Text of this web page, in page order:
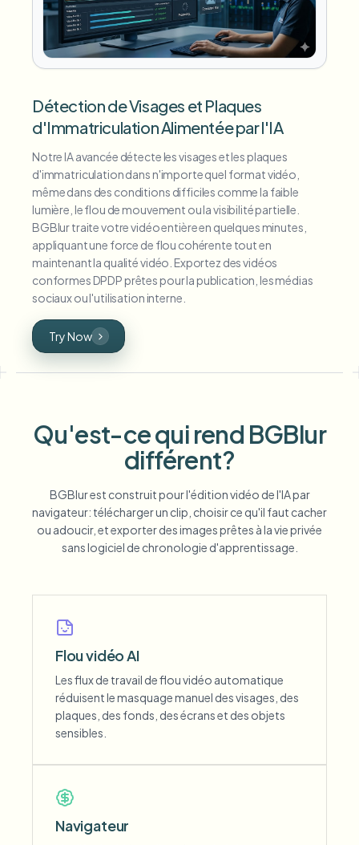
Détection de Visages et Plaques
d'Immatriculation Alimentée par l'IA
Notre IA avancée détecte les visages et les plaques
d'immatriculation dans n'importe quel format vidéo,
même dans des conditions difficiles comme la faible
lumière, le flou de mouvement ou la visibilité partielle.
BGBlur traite votre vidéo entière en quelques minutes,
appliquant une force de flou cohérente tout en
maintenant la qualité vidéo. Exportez des vidéos
conformes DPDP prêtes pour la publication, les médias
sociaux ou l'utilisation interne.
Try Now
Qu'est-ce qui rend BGBlur
différent?
BGBlur est construit pour l'édition vidéo de l'IA par
navigateur: télécharger un clip, choisir ce qu'il faut cacher
ou adoucir, et exporter des images prêtes à la vie privée
sans logiciel de chronologie d'apprentissage.
Flou vidéo AI
Les flux de travail de flou vidéo automatique
réduisent le masquage manuel des visages, des
plaques, des fonds, des écrans et des objets
sensibles.
Navigateur